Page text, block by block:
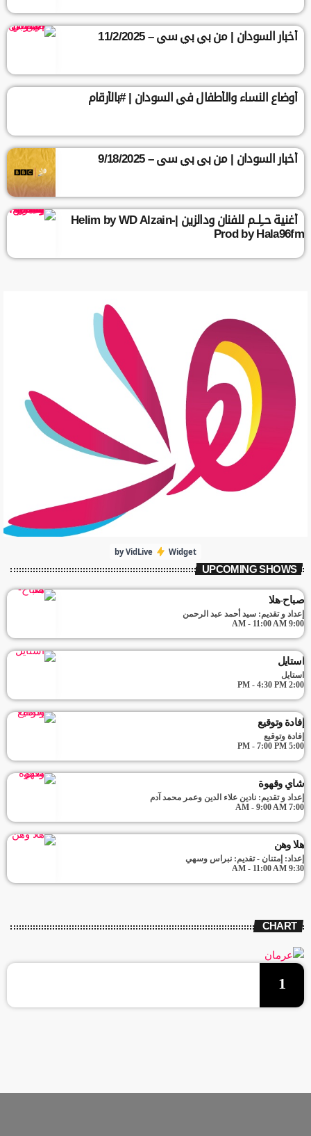
أخبار السودان | من بي بي سي – 11/2/2025
أوضاع النساء والأطفال في السودان | #بالأرقام
أخبار السودان | من بي بي سي – 9/18/2025
أغنية حــِلــم للفنان ودالزين |Helim by WD Alzain-
Prod by Hala96fm
Widget
by VidLive
UPCOMING SHOWS
صباح-هلا
إعداد و تقديم: سيد أحمد عبد الرحمن
9:00 AM - 11:00 AM
استايل
استايل
2:00 PM - 4:30 PM
إفادة وتوقيع
إفادة وتوقيع
5:00 PM - 7:00 PM
شاي وقهوة
إعداد و تقديم: نادين علاء الدين وعمر محمد آدم
7:00 AM - 9:00 AM
هلا وهن
إعداد: إمتنان - تقديم: نبراس وسهي
9:30 AM - 11:00 AM
CHART
1